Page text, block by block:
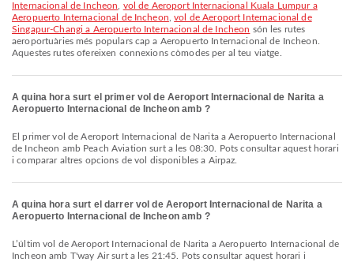
Internacional de Incheon
vol de Aeroport Internacional Kuala Lumpur a
Aeropuerto Internacional de Incheon ,vol de Aeroport Internacional de
Singapur-Changi a Aeropuerto Internacional de Incheon són les rutes
aeroportuàries més populars cap a Aeropuerto Internacional de Incheon.
Aquestes rutes ofereixen connexions còmodes per al teu viatge.
A quina hora surt el primer vol de Aeroport Internacional de Narita a
Aeropuerto Internacional de Incheon amb ?
El primer vol de Aeroport Internacional de Narita a Aeropuerto Internacional
de Incheon amb Peach Aviation surt a les 08:30. Pots consultar aquest horari
i comparar altres opcions de vol disponibles a Airpaz.
A quina hora surt el darrer vol de Aeroport Internacional de Narita a
Aeropuerto Internacional de Incheon amb ?
L’últim vol de Aeroport Internacional de Narita a Aeropuerto Internacional de
Incheon amb T'way Air surt a les 21:45. Pots consultar aquest horari i